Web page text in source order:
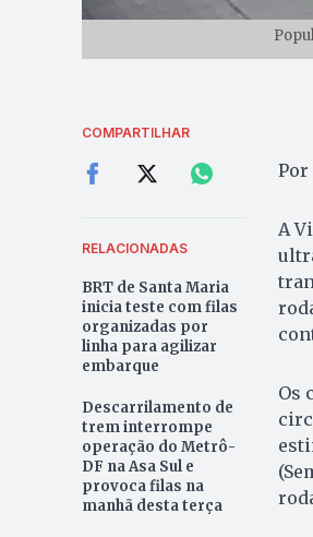
COMPARTILHAR
RELACIONADAS
BRT de Santa Maria
inicia teste com filas
organizadas por
linha para agilizar
embarque
Descarrilamento de
trem interrompe
operação do Metrô-
DF na Asa Sul e
provoca filas na
manhã desta terça
A
Os